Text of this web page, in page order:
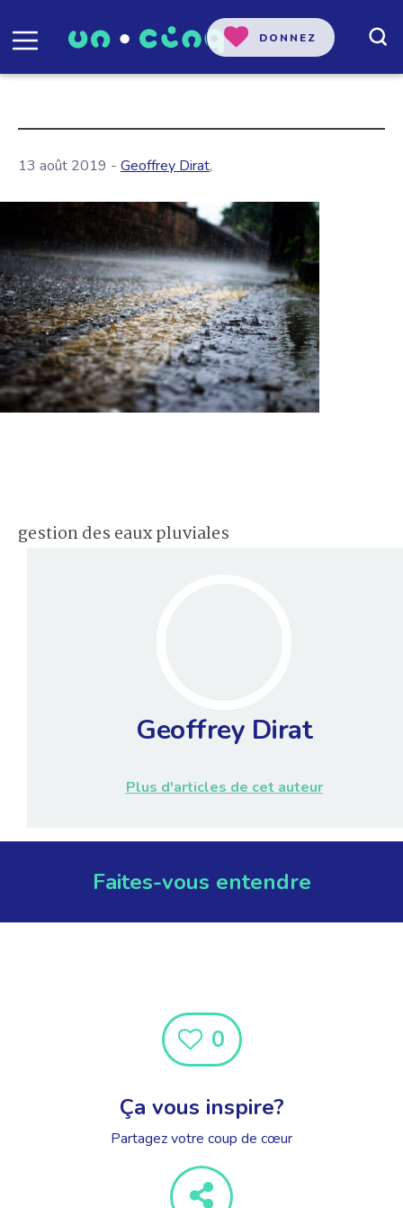
DONNEZ
13 août 2019 - Geoffrey Dirat,
gestion des eaux pluviales
Geoffrey Dirat
Plus d'articles de cet auteur
Faites-vous entendre
0
Ça vous inspire?
Partagez votre coup de cœur